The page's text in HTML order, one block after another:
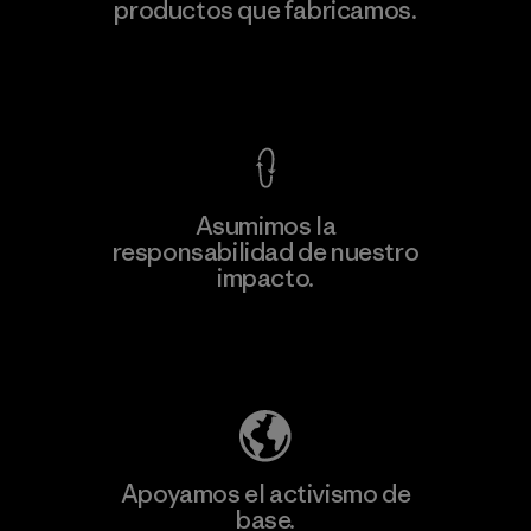
información
Factoryproductos que fabricamos.
Asumimos la
responsabilidad de nuestro
impacto.
Apoyamos el activismo de
base.